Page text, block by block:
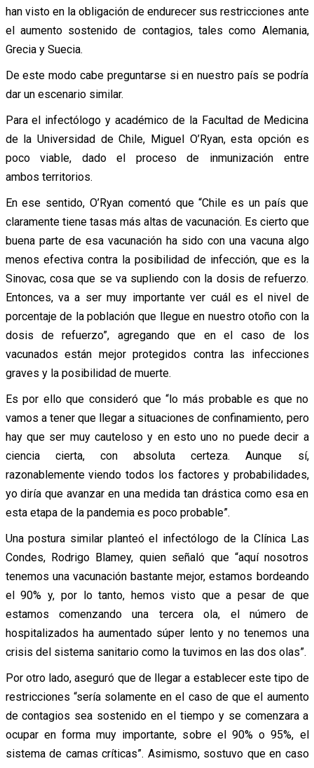
han visto en la obligación de endurecer sus restricciones ante
el aumento sostenido de contagios, tales como Alemania,
Grecia y Suecia.
De este modo cabe preguntarse si en nuestro país se podría
dar un escenario similar.
Para el infectólogo y académico de la Facultad de Medicina
de la Universidad de Chile, Miguel O’Ryan, esta opción es
poco viable, dado el proceso de inmunización entre
ambos territorios.
En ese sentido, O’Ryan comentó que “Chile es un país que
claramente tiene tasas más altas de vacunación. Es cierto que
buena parte de esa vacunación ha sido con una vacuna algo
menos efectiva contra la posibilidad de infección, que es la
Sinovac, cosa que se va supliendo con la dosis de refuerzo.
Entonces, va a ser muy importante ver cuál es el nivel de
porcentaje de la población que llegue en nuestro otoño con la
dosis de refuerzo”, agregando que en el caso de los
vacunados están mejor protegidos contra las infecciones
graves y la posibilidad de muerte.
Es por ello que consideró que “lo más probable es que no
vamos a tener que llegar a situaciones de confinamiento, pero
hay que ser muy cauteloso y en esto uno no puede decir a
ciencia cierta, con absoluta certeza. Aunque sí,
razonablemente viendo todos los factores y probabilidades,
yo diría que avanzar en una medida tan drástica como esa en
esta etapa de la pandemia es poco probable”.
Una postura similar planteó el infectólogo de la Clínica Las
Condes, Rodrigo Blamey, quien señaló que “aquí nosotros
tenemos una vacunación bastante mejor, estamos bordeando
el 90% y, por lo tanto, hemos visto que a pesar de que
estamos comenzando una tercera ola, el número de
hospitalizados ha aumentado súper lento y no tenemos una
crisis del sistema sanitario como la tuvimos en las dos olas”.
Por otro lado, aseguró que de llegar a establecer este tipo de
restricciones “sería solamente en el caso de que el aumento
de contagios sea sostenido en el tiempo y se comenzara a
ocupar en forma muy importante, sobre el 90% o 95%, el
sistema de camas críticas”. Asimismo, sostuvo que en caso